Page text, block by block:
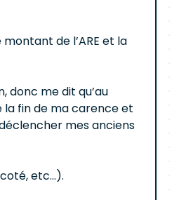
de l’ARE et la
donc me dit qu’au
la fin de ma carence et
mes anciens
etc...).